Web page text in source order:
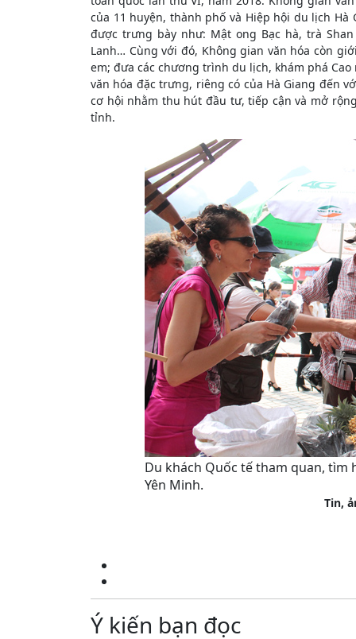
của 11 huyện, thành phố và Hiệp hội du lịch
được trưng bày như: Mật ong Bạc hà, trà
Lanh… Cùng với đó, Không gian văn hóa còn
em; đưa các chương trình du lịch, khám phá
văn hóa đặc trưng, riêng có của Hà Giang đến
cơ hội nhằm thu hút đầu tư, tiếp cận và mở
tỉnh.
Du khách Quốc tế tham quan, tìm
Yên Minh.
Tin,
Ý kiến bạn đọc